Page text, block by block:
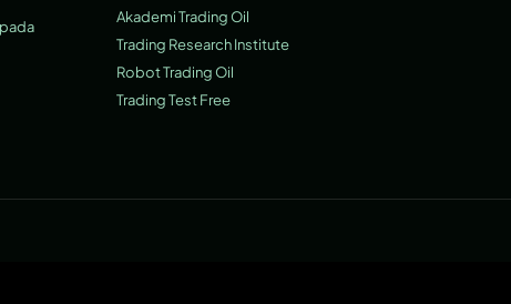
Akademi Trading Oil
Trading Research Institute
Robot Trading Oil
Trading Test Free